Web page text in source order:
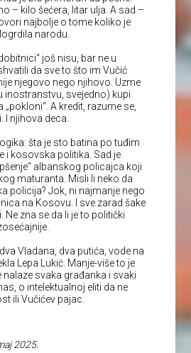
– kilo šećera, litar ulja. A sad –
najbolje o tome koliko je
narodu.
još nisu, bar ne u
da sve to što im Vučić
njegovo nego njihovo. Uzme
inostranstvu, svejedno) kupi
A kredit, razume se,
I njihova deca.
šta je sto batina po tuđim
i kosovska politika. Sad je
albanskog policajca koji
maturanta. Misli li neko da
policija? Jok, ni najmanje nego
na Kosovu. I sve zarad šake
Ne zna se da li je to politički
Vladana, dva putića, vode na
Lepa Lukić. Manje-više to je
svaka građanka i svaki
o intelektualnoj eliti da ne
ili Vučićev pajac.
2025.